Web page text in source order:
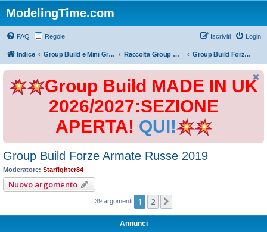
ModelingTime.com
FAQ Regole Login
Iscriviti
Indice Group Build e Mini Group Build Raccolta Group Build Group Build Forze Armate Russe 2019
Group Build MADE IN UK
2026/2027:SEZIONE
APERTA! QUI!
Group Build Forze Armate Russe 2019
Moderatore: Starfighter84
Nuovo argomento
39 argomenti 1 2
Annunci